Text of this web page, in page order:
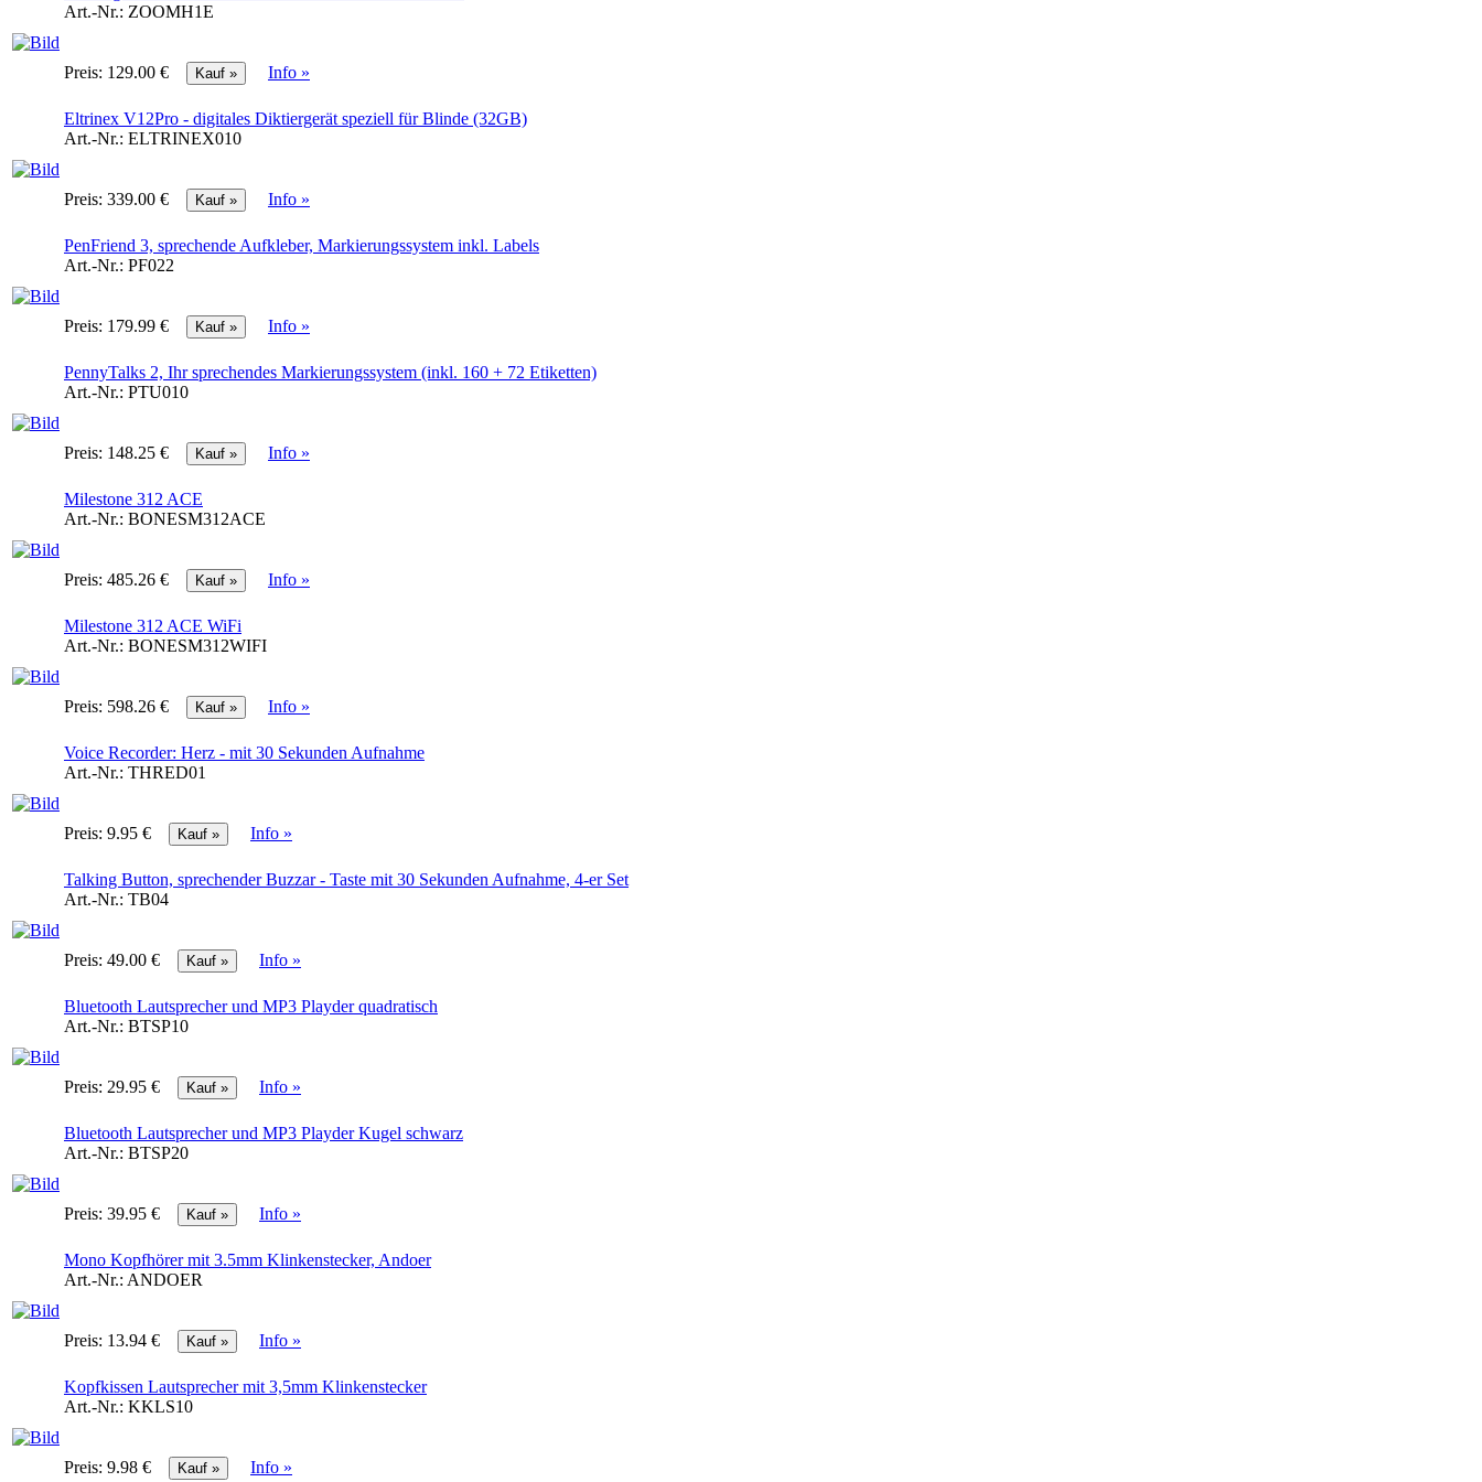
Art.-Nr.: ZOOMH1E
Preis: 129.00 € Info »
Eltrinex V12Pro - digitales Diktiergerät speziell für Blinde (32GB)
Art.-Nr.: ELTRINEX010
Preis: 339.00 € Info »
PenFriend 3, sprechende Aufkleber, Markierungssystem inkl. Labels
Art.-Nr.: PF022
Preis: 179.99 € Info »
PennyTalks 2, Ihr sprechendes Markierungssystem (inkl. 160 + 72 Etiketten)
Art.-Nr.: PTU010
Preis: 148.25 € Info »
Milestone 312 ACE
Art.-Nr.: BONESM312ACE
Preis: 485.26 € Info »
Milestone 312 ACE WiFi
Art.-Nr.: BONESM312WIFI
Preis: 598.26 € Info »
Voice Recorder: Herz - mit 30 Sekunden Aufnahme
Art.-Nr.: THRED01
Preis: 9.95 € Info »
Talking Button, sprechender Buzzar - Taste mit 30 Sekunden Aufnahme, 4-er Set
Art.-Nr.: TB04
Preis: 49.00 € Info »
Bluetooth Lautsprecher und MP3 Playder quadratisch
Art.-Nr.: BTSP10
Preis: 29.95 € Info »
Bluetooth Lautsprecher und MP3 Playder Kugel schwarz
Art.-Nr.: BTSP20
Preis: 39.95 € Info »
Mono Kopfhörer mit 3.5mm Klinkenstecker, Andoer
Art.-Nr.: ANDOER
Preis: 13.94 € Info »
Kopfkissen Lautsprecher mit 3,5mm Klinkenstecker
Art.-Nr.: KKLS10
Preis: 9.98 € Info »